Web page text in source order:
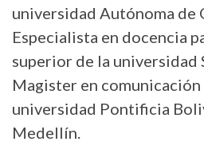
universidad Autónoma de
Especialista en docencia
superior de la universidad
Magister en
universidad Pontificia
Medellín.